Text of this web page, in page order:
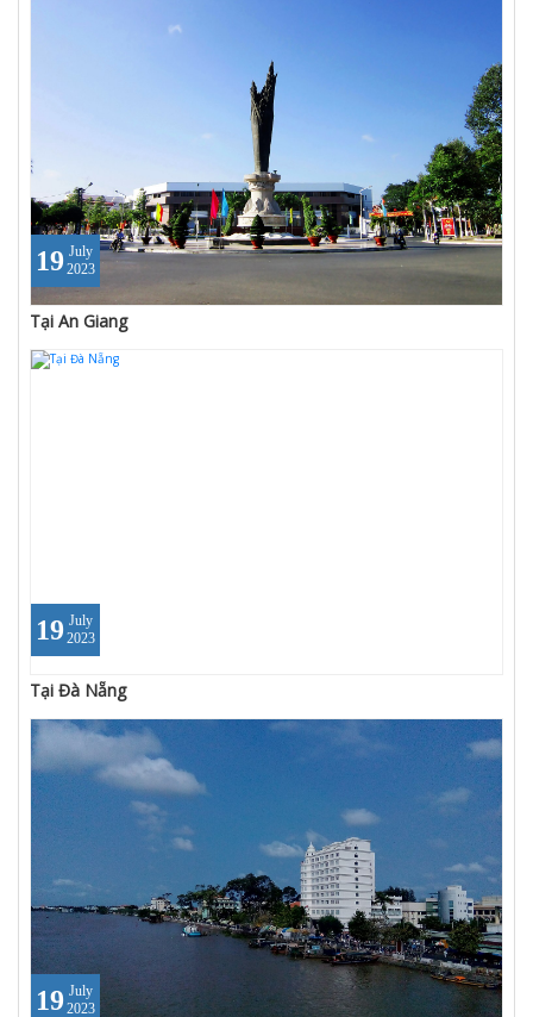
19 July
2023
Tại An Giang
19 July
2023
Tại Đà Nẵng
19 July
2023